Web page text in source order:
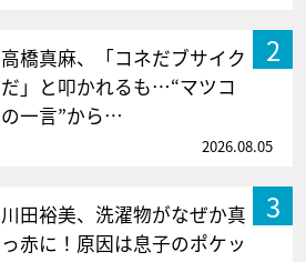
2
高橋真麻、「コネだブサイク
だ」と叩かれるも…“マツコ
の一言”から…
2026.08.05
3
川田裕美、洗濯物がなぜか真
っ赤に！原因は息子のポケッ